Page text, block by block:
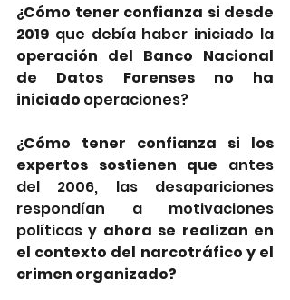
¿Cómo tener confianza si desde
2019
operación del Banco Nacional
de Datos Forenses no ha
iniciado operaciones?
¿Cómo tener confianza si los
expertos sostienen que antes
del 2006, las desapariciones
respondían a motivaciones
políticas y ahora se realizan en
el contexto del narcotráfico y el
crimen organizado?